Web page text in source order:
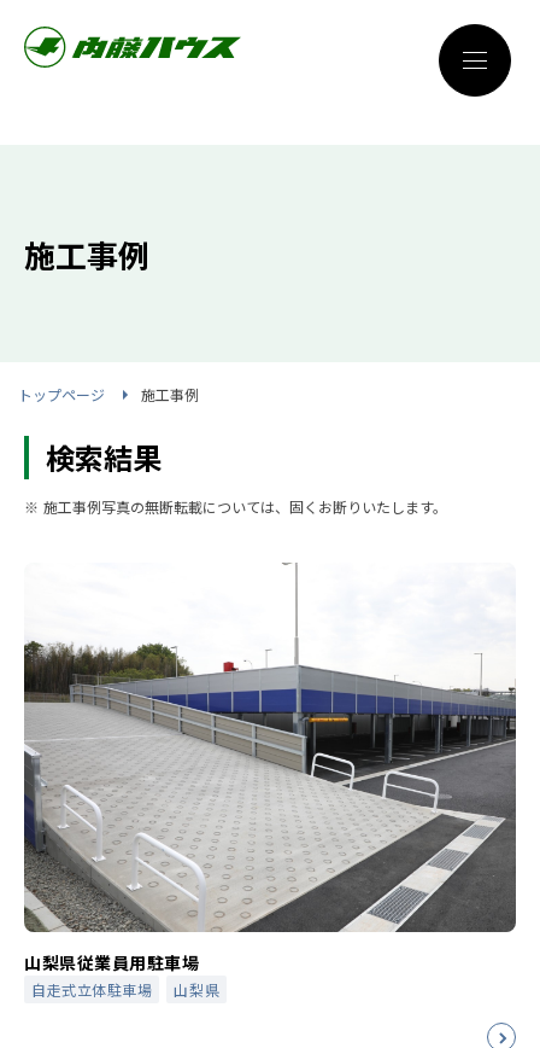
施工事例
トップページ 施工事例
検索結果
※ 施工事例写真の無断転載については、固くお断りいたします。
山梨県従業員用駐車場
自走式立体駐車場 山梨県